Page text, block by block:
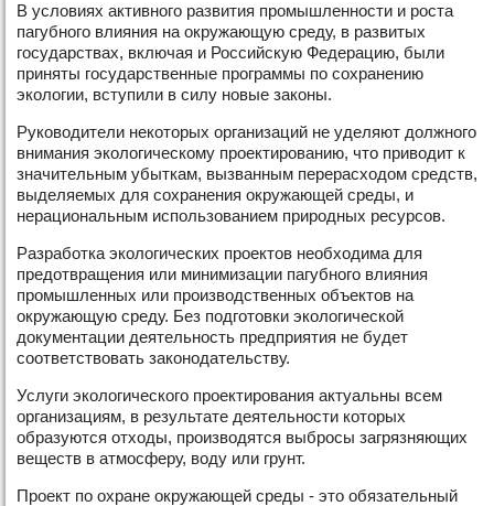
В условиях активного развития промышленности и роста
пагубного влияния на окружающую среду, в развитых
государствах, включая и Российскую Федерацию, были
приняты государственные программы по сохранению
экологии, вступили в силу новые законы.
Руководители некоторых организаций не уделяют должного
внимания экологическому проектированию, что приводит к
значительным убыткам, вызванным перерасходом средств,
выделяемых для сохранения окружающей среды, и
нерациональным использованием природных ресурсов.
Разработка экологических проектов необходима для
предотвращения или минимизации пагубного влияния
промышленных или производственных объектов на
окружающую среду. Без подготовки экологической
документации деятельность предприятия не будет
соответствовать законодательству.
Услуги экологического проектирования актуальны всем
организациям, в результате деятельности которых
образуются отходы, производятся выбросы загрязняющих
веществ в атмосферу, воду или грунт.
Проект по охране окружающей среды - это обязательный